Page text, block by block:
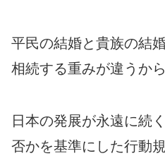
平民の結婚と貴族の結
相続する重みが違うから
日本の発展が永遠に続
否かを基準にした行動